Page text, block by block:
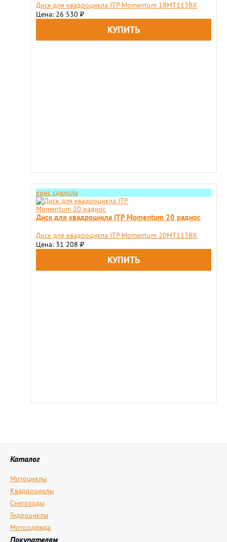
Диск для квадроцикла ITP Momentum 18MT113BX
Цена: 26 530 ₽
крис сделола
Диск для квадроцикла ITP Momentum 20 радиос
Диск для квадроцикла ITP Momentum 20MT113BX
Цена: 31 208 ₽
Каталог
Мотоциклы
Квадроциклы
Снегоходы
Гидроциклы
Мотоодежда
Покупателям